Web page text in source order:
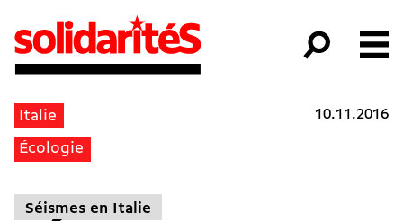
Italie
Écologie
10.11.2016
Séismes en Italie